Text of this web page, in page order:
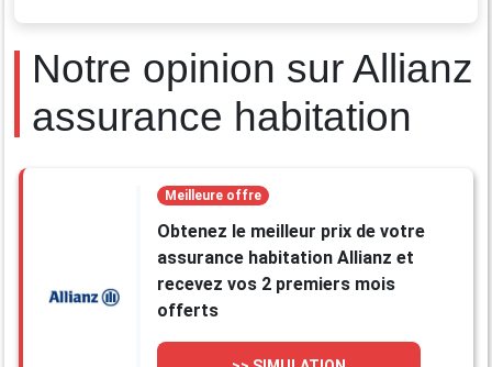
Notre opinion sur Allianz
assurance habitation
Meilleure offre
Obtenez le meilleur prix de votre
assurance habitation Allianz et
recevez vos 2 premiers mois
offerts